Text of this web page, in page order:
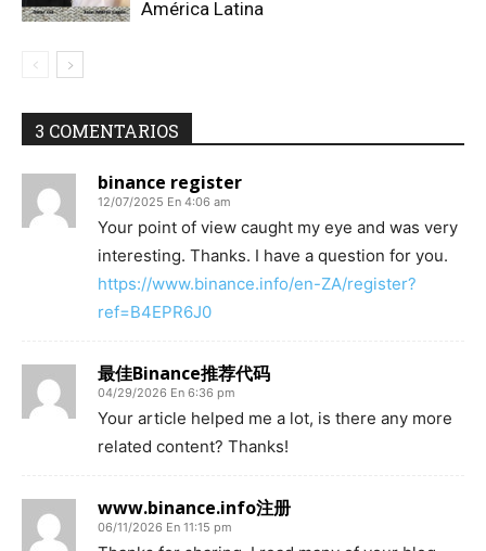
América Latina
3 COMENTARIOS
binance register
12/07/2025 En 4:06 am
Your point of view caught my eye and was very
interesting. Thanks. I have a question for you.
https://www.binance.info/en-ZA/register?
ref=B4EPR6J0
最佳Binance推荐代码
04/29/2026 En 6:36 pm
Your article helped me a lot, is there any more
related content? Thanks!
www.binance.info注册
06/11/2026 En 11:15 pm